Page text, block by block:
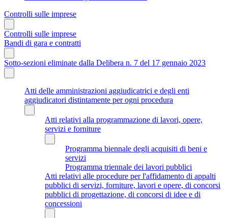
Controlli sulle imprese
Controlli sulle imprese
Bandi di gara e contratti
Sotto-sezioni eliminate dalla Delibera n. 7 del 17 gennaio 2023
Atti delle amministrazioni aggiudicatrici e degli enti
aggiudicatori distintamente per ogni procedura
Atti relativi alla programmazione di lavori, opere,
servizi e forniture
Programma biennale degli acquisiti di beni e
servizi
Programma triennale dei lavori pubblici
Atti relativi alle procedure per l'affidamento di appalti
pubblici di servizi, forniture, lavori e opere, di concorsi
pubblici di progettazione, di concorsi di idee e di
concessioni